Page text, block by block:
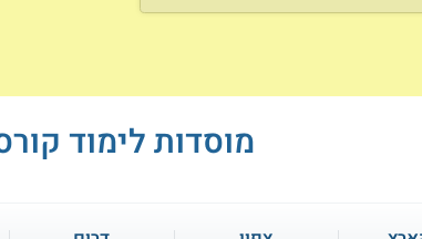
מוסדות לימוד